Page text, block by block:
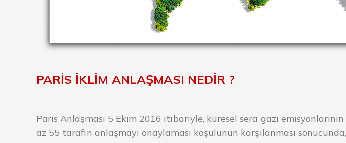
PARİS İKLİM ANLAŞMASI NEDİR ?
Paris Anlaşması 5 Ekim 2016 itibariyle, küresel sera gazı
az 55 tarafın anlaşmayı onaylaması koşulunun karşılanması